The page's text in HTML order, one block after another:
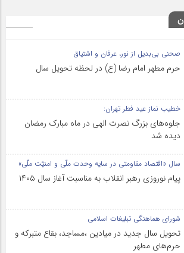
صحنی بی‌بدیل از نور، عرفان و اشتیاق
حرم مطهر امام رضا (ع) در لحظه تحویل سال
خطیب نماز عید فطر تهران:
جلوه‌های بزرگ نصرت الهی در ماه مبارک رمضان
دیده شد
سال «اقتصاد مقاومتی در سایه وحدت ملّی و امنیّت ملّی»
پیام نوروزی رهبر انقلاب به مناسبت آغاز سال ۱۴۰۵
شورای هماهنگی تبلیغات اسلامی
تحویل سال‌ جدید در میادین ،مساجد، بقاع متبرکه‌ و
حرم‌های‌ مطهر